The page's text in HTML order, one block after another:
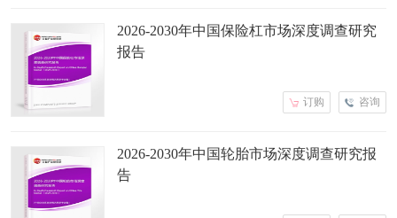
2026-2030年中国保险杠市场深度调查研究
报告
咨询
订购
2026-2030年中国轮胎市场深度调查研究报
告